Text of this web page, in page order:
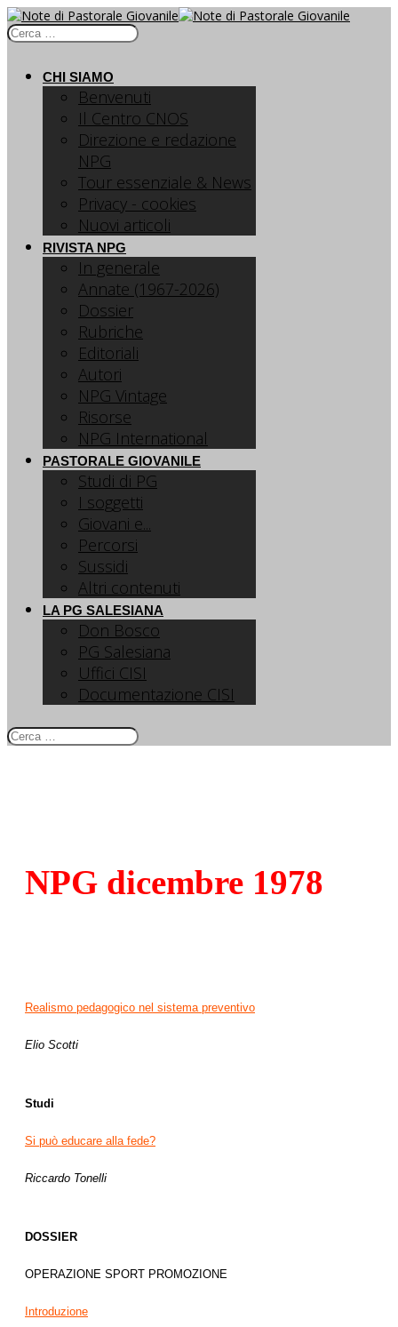
CHI SIAMO
Benvenuti
Il Centro CNOS
Direzione e redazione
NPG
Tour essenziale & News
Privacy - cookies
Nuovi articoli
RIVISTA NPG
In generale
Annate (1967-2026)
Dossier
Rubriche
Editoriali
Autori
NPG Vintage
Risorse
NPG International
PASTORALE GIOVANILE
Studi di PG
I soggetti
Giovani e...
Percorsi
Sussidi
Altri contenuti
LA PG SALESIANA
Don Bosco
PG Salesiana
Uffici CISI
Documentazione CISI
NPG dicembre 1978
Realismo pedagogico nel sistema preventivo
Elio Scotti
Studi
Si può educare alla fede?
Riccardo Tonelli
DOSSIER
OPERAZIONE SPORT PROMOZIONE
Introduzione